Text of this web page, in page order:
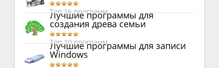
Топ 16 программ
Лучшие программы для
создания древа семьи
Топ 10 программ
Лучшие программы для записи
Windows